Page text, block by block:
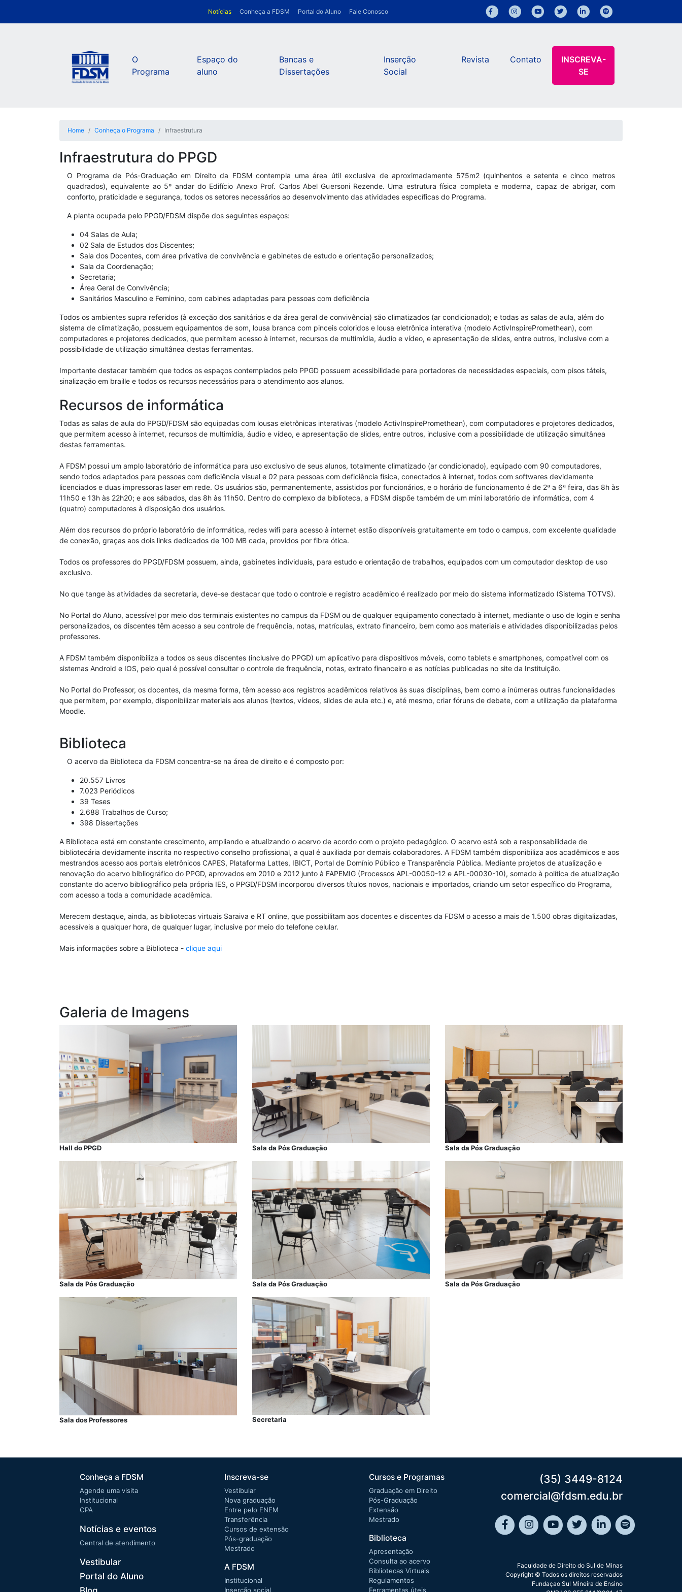
Notícias Conheça a FDSM Portal do Aluno Fale Conosco
O
Programa
Espaço do
aluno
Bancas e
Dissertações
Inserção
Social
Revista Contato
INSCREVA-
SE
Home Conheça o Programa Infraestrutura
Infraestrutura do PPGD
O Programa de Pós-Graduação em Direito da FDSM contempla uma área útil exclusiva de aproximadamente 575m2 (quinhentos e setenta e cinco metros
quadrados), equivalente ao 5º andar do Edifício Anexo Prof. Carlos Abel Guersoni Rezende. Uma estrutura física completa e moderna, capaz de abrigar, com
conforto, praticidade e segurança, todos os setores necessários ao desenvolvimento das atividades específicas do Programa.
A planta ocupada pelo PPGD/FDSM dispõe dos seguintes espaços:
04 Salas de Aula;
02 Sala de Estudos dos Discentes;
Sala dos Docentes, com área privativa de convivência e gabinetes de estudo e orientação personalizados;
Sala da Coordenação;
Secretaria;
Área Geral de Convivência;
Sanitários Masculino e Feminino, com cabines adaptadas para pessoas com deficiência
Todos os ambientes supra referidos (à exceção dos sanitários e da área geral de convivência) são climatizados (ar condicionado); e todas as salas de aula, além do
sistema de climatização, possuem equipamentos de som, lousa branca com pinceis coloridos e lousa eletrônica interativa (modelo ActivInspirePromethean), com
computadores e projetores dedicados, que permitem acesso à internet, recursos de multimídia, áudio e vídeo, e apresentação de slides, entre outros, inclusive com a
possibilidade de utilização simultânea destas ferramentas.
Importante destacar também que todos os espaços contemplados pelo PPGD possuem acessibilidade para portadores de necessidades especiais, com pisos táteis,
sinalização em braille e todos os recursos necessários para o atendimento aos alunos.
Recursos de informática
Todas as salas de aula do PPGD/FDSM são equipadas com lousas eletrônicas interativas (modelo ActivInspirePromethean), com computadores e projetores dedicados,
que permitem acesso à internet, recursos de multimídia, áudio e vídeo, e apresentação de slides, entre outros, inclusive com a possibilidade de utilização simultânea
destas ferramentas.
A FDSM possui um amplo laboratório de informática para uso exclusivo de seus alunos, totalmente climatizado (ar condicionado), equipado com 90 computadores,
sendo todos adaptados para pessoas com deficiência visual e 02 para pessoas com deficiência física, conectados à internet, todos com softwares devidamente
licenciados e duas impressoras laser em rede. Os usuários são, permanentemente, assistidos por funcionários, e o horário de funcionamento é de 2ª a 6ª feira, das 8h às
11h50 e 13h às 22h20; e aos sábados, das 8h às 11h50. Dentro do complexo da biblioteca, a FDSM dispõe também de um mini laboratório de informática, com 4
(quatro) computadores à disposição dos usuários.
Além dos recursos do próprio laboratório de informática, redes wifi para acesso à internet estão disponíveis gratuitamente em todo o campus, com excelente qualidade
de conexão, graças aos dois links dedicados de 100 MB cada, providos por fibra ótica.
Todos os professores do PPGD/FDSM possuem, ainda, gabinetes individuais, para estudo e orientação de trabalhos, equipados com um computador desktop de uso
exclusivo.
No que tange às atividades da secretaria, deve-se destacar que todo o controle e registro acadêmico é realizado por meio do sistema informatizado (Sistema TOTVS).
No Portal do Aluno, acessível por meio dos terminais existentes no campus da FDSM ou de qualquer equipamento conectado à internet, mediante o uso de login e senha
personalizados, os discentes têm acesso a seu controle de frequência, notas, matrículas, extrato financeiro, bem como aos materiais e atividades disponibilizadas pelos
professores.
A FDSM também disponibiliza a todos os seus discentes (inclusive do PPGD) um aplicativo para dispositivos móveis, como tablets e smartphones, compatível com os
sistemas Android e IOS, pelo qual é possível consultar o controle de frequência, notas, extrato financeiro e as notícias publicadas no site da Instituição.
No Portal do Professor, os docentes, da mesma forma, têm acesso aos registros acadêmicos relativos às suas disciplinas, bem como a inúmeras outras funcionalidades
que permitem, por exemplo, disponibilizar materiais aos alunos (textos, vídeos, slides de aula etc.) e, até mesmo, criar fóruns de debate, com a utilização da plataforma
Moodle.
Biblioteca
O acervo da Biblioteca da FDSM concentra-se na área de direito e é composto por:
20.557 Livros
7.023 Periódicos
39 Teses
2.688 Trabalhos de Curso;
398 Dissertações
A Biblioteca está em constante crescimento, ampliando e atualizando o acervo de acordo com o projeto pedagógico. O acervo está sob a responsabilidade de
bibliotecária devidamente inscrita no respectivo conselho profissional, a qual é auxiliada por demais colaboradores. A FDSM também disponibiliza aos acadêmicos e aos
mestrandos acesso aos portais eletrônicos CAPES, Plataforma Lattes, IBICT, Portal de Domínio Público e Transparência Pública. Mediante projetos de atualização e
renovação do acervo bibliográfico do PPGD, aprovados em 2010 e 2012 junto à FAPEMIG (Processos APL-00050-12 e APL-00030-10), somado à política de atualização
constante do acervo bibliográfico pela própria IES, o PPGD/FDSM incorporou diversos títulos novos, nacionais e importados, criando um setor específico do Programa,
com acesso a toda a comunidade acadêmica.
Merecem destaque, ainda, as bibliotecas virtuais Saraiva e RT online, que possibilitam aos docentes e discentes da FDSM o acesso a mais de 1.500 obras digitalizadas,
acessíveis a qualquer hora, de qualquer lugar, inclusive por meio do telefone celular.
Mais informações sobre a Biblioteca - clique aqui
Galeria de Imagens
Hall do PPGD Sala da Pós Graduação Sala da Pós Graduação
Sala da Pós Graduação Sala da Pós Graduação Sala da Pós Graduação
Sala dos Professores Secretaria
Conheça a FDSM
Agende uma visita
Institucional
CPA
Notícias e eventos
Central de atendimento
Vestibular
Portal do Aluno
Inscreva-se
Vestibular
Nova graduação
Entre pelo ENEM
Transferência
Cursos de extensão
Pós-graduação
Mestrado
A FDSM
Institucional
Inserção social
Cursos e Programas
Graduação em Direito
Pós-Graduação
Extensão
Mestrado
Biblioteca
Apresentação
Consulta ao acervo
Bibliotecas Virtuais
Regulamentos
Ferramentas úteis
(35) 3449-8124
comercial@fdsm.edu.br
Faculdade de Direito do Sul de Minas
Copyright © Todos os direitos reservados
Fundaçao Sul Mineira de Ensino